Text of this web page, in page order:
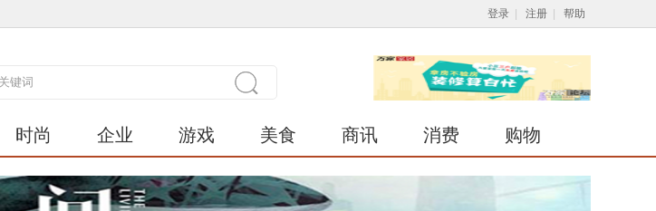
登录 注册 帮助
时尚 企业 游戏 美食 商讯 消费 购物